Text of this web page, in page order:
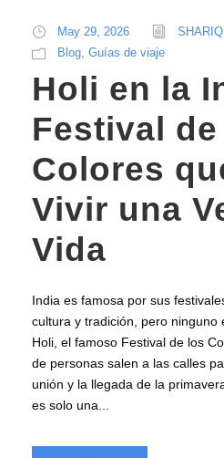
May 29, 2026
SHARIQ
Blog Guías de viaje
Holi en la
Festival
Colores
Vivir una
Vida
India es famosa por sus
cultura y tradición, pero ninguno
Holi, el famoso Festival de los
de personas salen a las calles
unión y la llegada de la
es solo una...